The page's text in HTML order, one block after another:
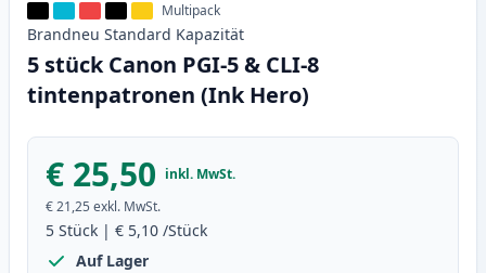
Multipack
Brandneu Standard Kapazität
5 stück Canon PGI-5 & CLI-8
tintenpatronen (Ink Hero)
€ 25,50 inkl. MwSt.
€ 21,25 exkl. MwSt.
5 Stück | € 5,10 /Stück
Auf Lager